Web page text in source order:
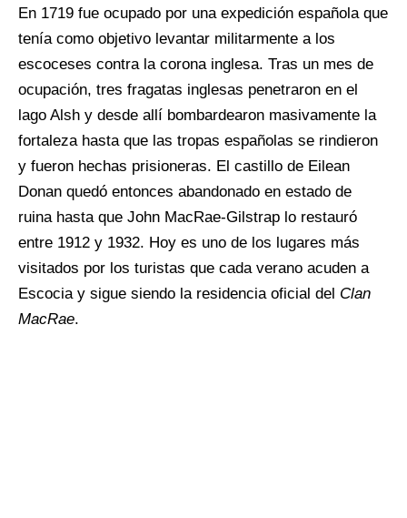
En 1719 fue ocupado por una expedición española que
tenía como objetivo levantar militarmente a los
escoceses contra la corona inglesa. Tras un mes de
ocupación, tres fragatas inglesas penetraron en el
lago Alsh y desde allí bombardearon masivamente la
fortaleza hasta que las tropas españolas se rindieron
y fueron hechas prisioneras. El castillo de Eilean
Donan quedó entonces abandonado en estado de
ruina hasta que John MacRae-Gilstrap lo restauró
entre 1912 y 1932. Hoy es uno de los lugares más
visitados por los turistas que cada verano acuden a
Escocia y sigue siendo la residencia oficial del Clan
MacRae.